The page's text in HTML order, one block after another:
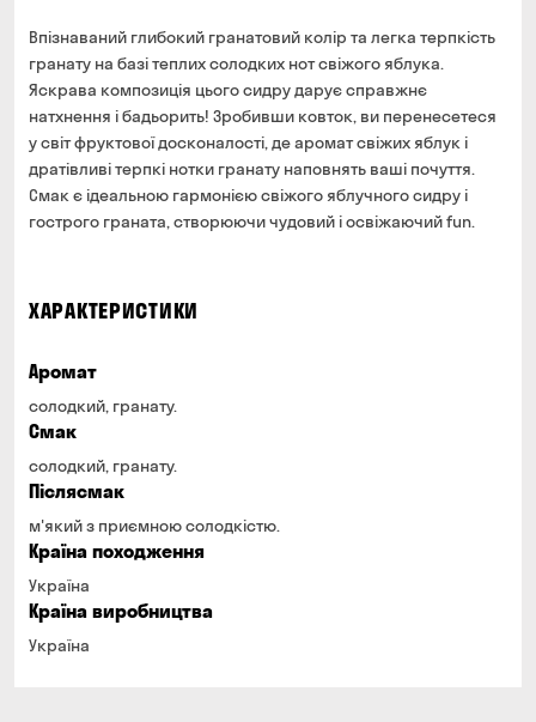
Від 700 грн безкоштовно
Термін доставки — до 90 хвилин
*на час доставки можуть впливати повітряні тривоги
Оплата:
готівкою кур'єру
банківською картою на сайті
готівкою в магазині
банківською картою на сайті та в магазині
Впізнаваний глибокий гранатовий колір та легка терпкість
гранату на базі теплих солодких нот свіжого яблука.
Яскрава композиція цього сидру дарує справжнє
натхнення і бадьорить! Зробивши ковток, ви перенесетеся
у світ фруктової досконалості, де аромат свіжих яблук і
дратівливі терпкі нотки гранату наповнять ваші почуття.
Смак є ідеальною гармонією свіжого яблучного сидру і
гострого граната, створюючи чудовий і освіжаючий fun.
ХАРАКТЕРИСТИКИ
Аромат
солодкий, гранату.
Смак
солодкий, гранату.
Післясмак
м'який з приємною солодкістю.
Країна походження
Україна
Країна виробництва
Україна